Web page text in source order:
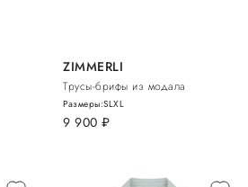
ZIMMERLI
Трусы-брифы из модала
9 900 руб.
Размеры:SLXL